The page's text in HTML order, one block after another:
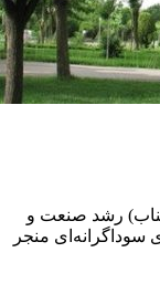
رشد صنعت و
منجر